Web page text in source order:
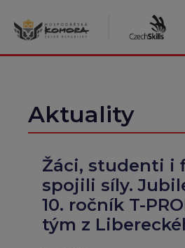
obsah
Aktuality
Žáci, studenti i
spojili síly.
10. ročník T-
tým z